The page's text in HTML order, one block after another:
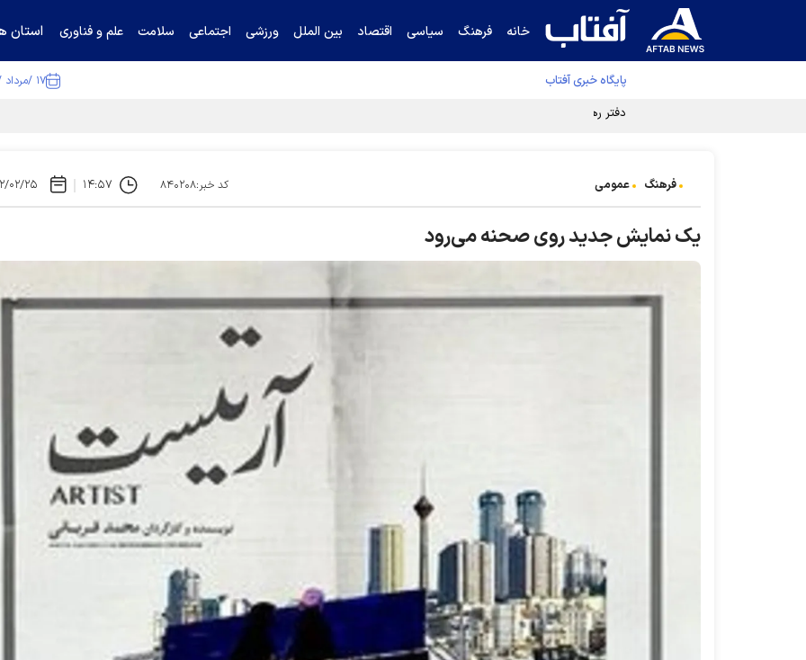
خانه فرهنگ سیاسی اقتصاد بین الملل ورزشی اجتماعی سلامت علم و فناوری استان
پایگاه خبری آفتاب ۱۷ /مرداد /۱۴۰۵
دفتر رهبر انقلاب ادعای خرازی درباره پزشکیان را تکذیب کرد
فرهنگ عمومی کد خبر:۸۴۰۲۰۸ ۱۴:۵۷ ۱۴۰۲/
یک نمایش جدید روی صحنه می‌رود